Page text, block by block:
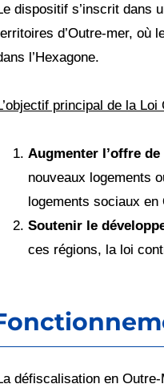
dispositif s’inscrit dans
d’Outre-mer, où
l’Hexagone.
principal de la
Augmenter l’offre
nouveaux logements
logements sociaux en
Soutenir le
ces régions, la loi
défiscalisation en